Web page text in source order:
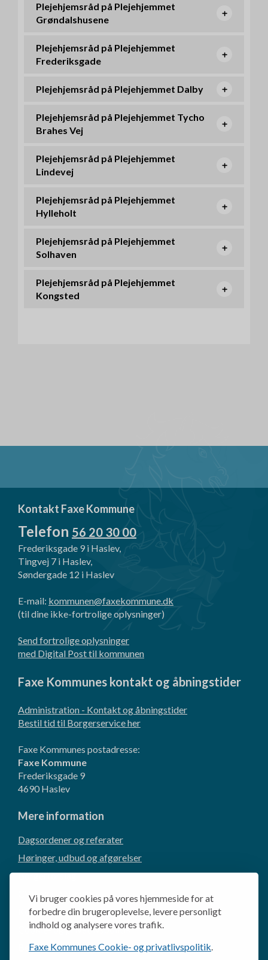
Vi bruger cookies på vores hjemmeside for at
forbedre din brugeroplevelse, levere personligt
indhold og analysere vores trafik.
Faxe Kommunes Cookie- og privatlivspolitik.
Plejehjemsråd på Plejehjemmet
Grøndalshusene
Plejehjemsråd på Plejehjemmet
Frederiksgade
Plejehjemsråd på Plejehjemmet Dalby
Plejehjemsråd på Plejehjemmet Tycho
Brahes Vej
Plejehjemsråd på Plejehjemmet
Lindevej
Plejehjemsråd på Plejehjemmet
Hylleholt
Plejehjemsråd på Plejehjemmet
Solhaven
Plejehjemsråd på Plejehjemmet
Kongsted
Kontakt Faxe Kommune
Telefon 56 20 30 00
Frederiksgade 9 i Haslev,
Tingvej 7 i Haslev,
Søndergade 12 i Haslev
E-mail: kommunen@faxekommune.dk
(til dine ikke-fortrolige oplysninger)
Send fortrolige oplysninger
med Digital Post til kommunen
Faxe Kommunes kontakt og åbningstider
Administration - Kontakt og åbningstider
Bestil tid til Borgerservice her
Faxe Kommunes postadresse:
Faxe Kommune
Frederiksgade 9
4690 Haslev
Mere information
Dagsordener og referater
Høringer, udbud og afgørelser
Borgerforslag
CVR og EAN-numre
Kommunikation og presse
Cookie- og privatlivspolitik
Behandling af personoplysninger